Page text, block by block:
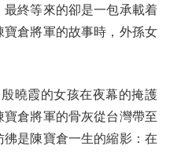
終等來的卻是一包承載着
倉將軍的故事時，外孫女
曉霞的女孩在夜幕的掩護
倉將軍的骨灰從台灣帶至
是陳寶倉一生的縮影：在